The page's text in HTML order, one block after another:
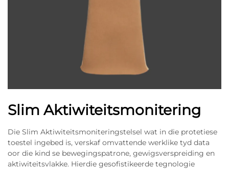
Slim Aktiwiteitsmonitering
Die Slim Aktiwiteitsmoniteringstelsel wat in die protetiese
toestel ingebed is, verskaf omvattende werklike tyd data
oor die kind se bewegingspatrone, gewigsverspreiding en
aktiwiteitsvlakke. Hierdie gesofistikeerde tegnologie